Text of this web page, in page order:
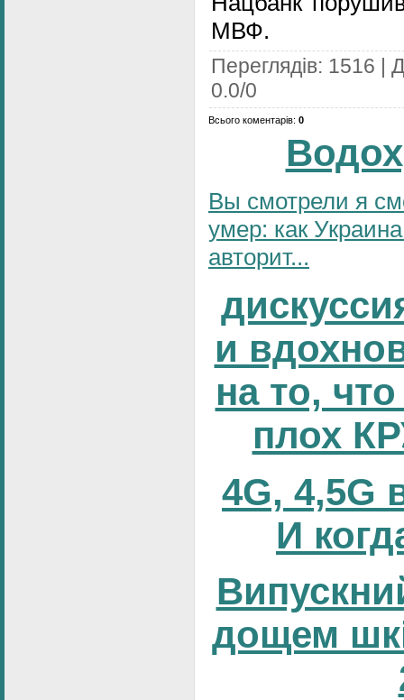
МВФ.
Переглядів: 1516 |
0.0/0
Всього коментарів: 0
Вы смотрели я
умер: как
авторит...
и
на то,
плох
4G, 4,5G
И
дощем